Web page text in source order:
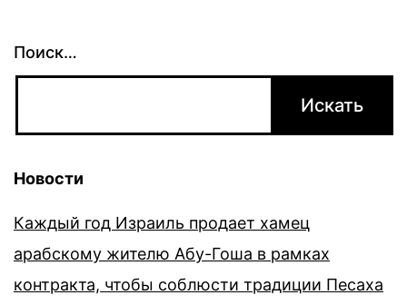
Поиск…
Новости
Каждый год Израиль продает хамец
арабскому жителю Абу-Гоша в рамках
контракта, чтобы соблюсти традиции Песаха